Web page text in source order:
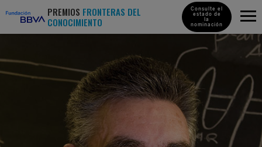
PREMIOS FRONTERAS DEL
CONOCIMIENTO
Consulte el
estado de
la
nominación